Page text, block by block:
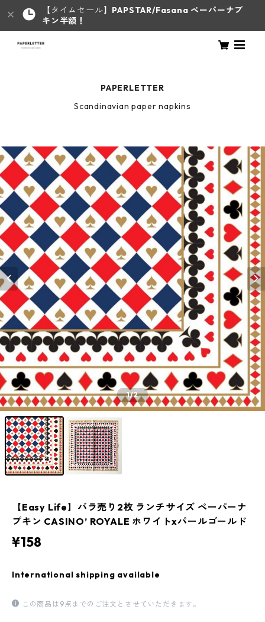
【タイムセール】 PAPSTAR/Fasana ペーパーナプ
キン半額！
PAPERLETTER
Scandinavian paper napkins
1/2
【Easy Life】バラ売り2枚 ランチサイズ ペーパーナ
プキン CASINO’ ROYALE ホワイトxパールゴールド
¥158
International shipping available
この商品は9点までのご注文とさせていただきます。